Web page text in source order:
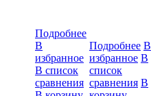
Подробнее
В
избранное
В список
сравнения
Подробнее В
избранное В
список
сравнения В